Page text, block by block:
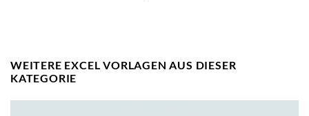
WEITERE EXCEL VORLAGEN AUS DIESER
KATEGORIE